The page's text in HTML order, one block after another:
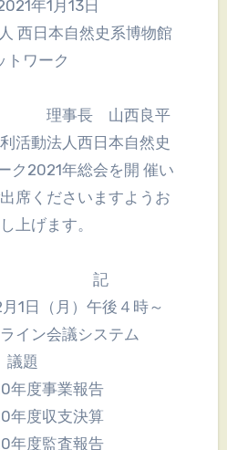
2021年1月13日
西日本自然史系博物館
トワーク
山西良平
活動法人西日本自然史
ク2021年総会を開 催い
席くださいますようお
上げます。
1日（月）午後４時～
イン会議システム
議題
度事業報告
度収支決算
度監査報告